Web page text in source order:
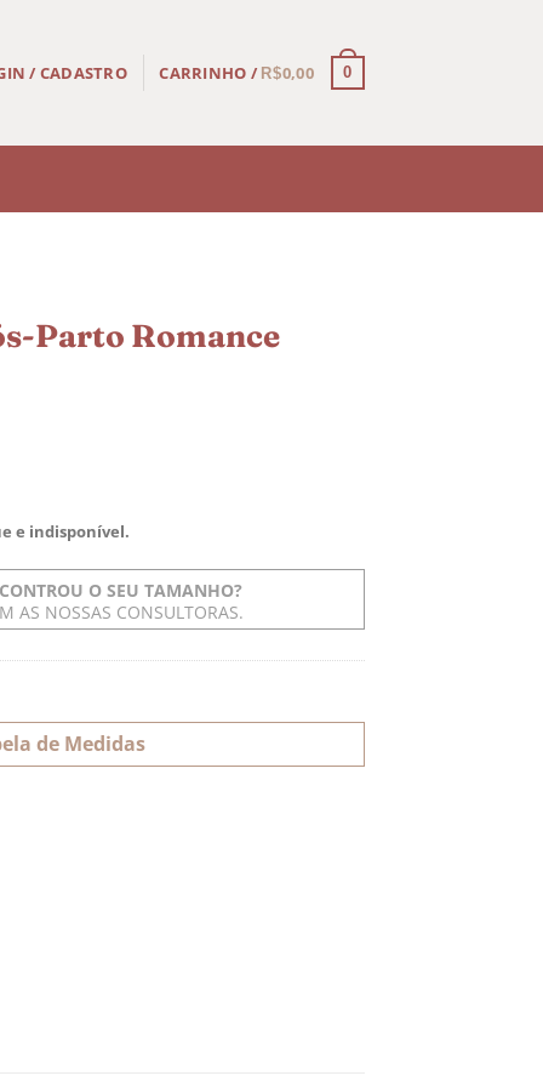
/ CADASTRO CARRINHO / R$0,00 0
Parto Romance
e indisponível.
O SEU TAMANHO?
AS NOSSAS CONSULTORAS.
de Medidas